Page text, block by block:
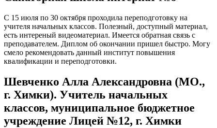
С 15 июля по 30 октября проходила переподготовку на
учителя начальных классов. Полезный, доступный материал,
есть интереный видеоматериал. Имеется обратная связь с
преподавателем. Диплом об окончании пришел быстро. Могу
смело рекомендовать данный институт повышения
квалификации и переподготовки.
Шевченко Алла Александровна (МО.,
г. Химки). Учитель начальных
классов, муниципальное бюджетное
учреждение Лицей №12, г. Химки